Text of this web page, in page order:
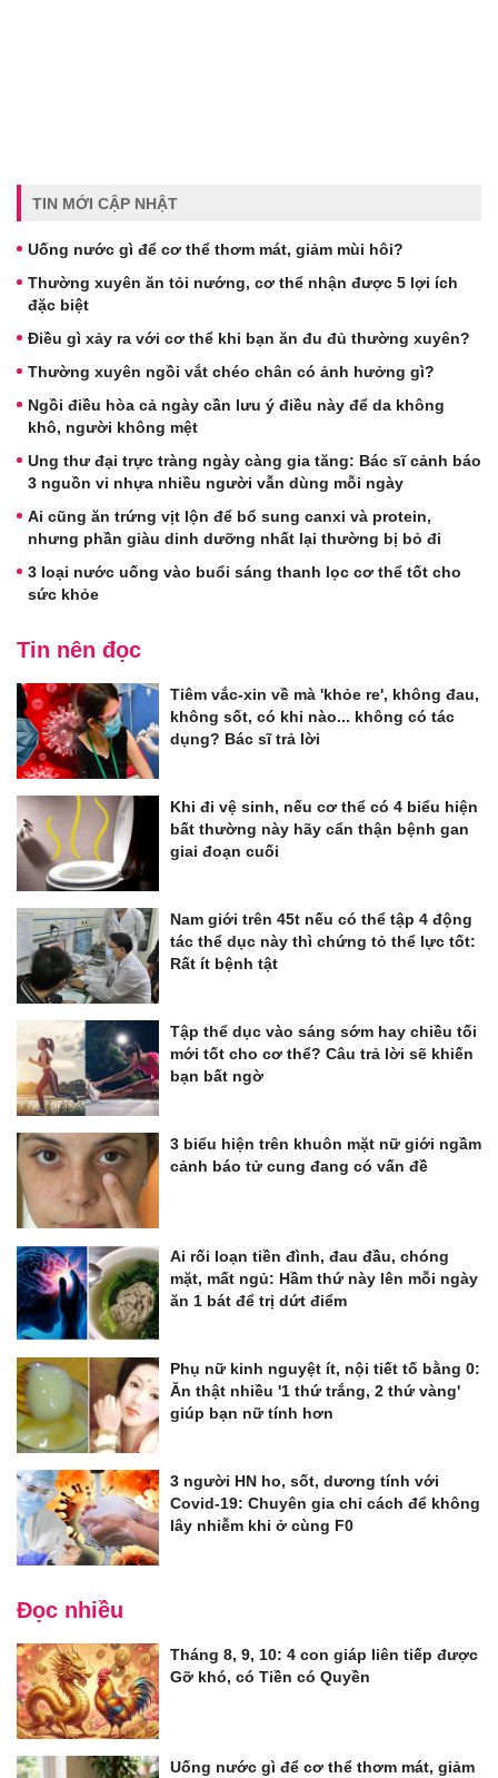
TIN MỚI CẬP NHẬT
Uống nước gì để cơ thể thơm mát, giảm mùi hôi?
Thường xuyên ăn tỏi nướng, cơ thể nhận được 5 lợi ích
đặc biệt
Điều gì xảy ra với cơ thể khi bạn ăn đu đủ thường xuyên?
Thường xuyên ngồi vắt chéo chân có ảnh hưởng gì?
Ngồi điều hòa cả ngày cần lưu ý điều này để da không
khô, người không mệt
Ung thư đại trực tràng ngày càng gia tăng: Bác sĩ cảnh báo
3 nguồn vi nhựa nhiều người vẫn dùng mỗi ngày
Ai cũng ăn trứng vịt lộn để bổ sung canxi và protein,
nhưng phần giàu dinh dưỡng nhất lại thường bị bỏ đi
3 loại nước uống vào buổi sáng thanh lọc cơ thể tốt cho
sức khỏe
Tin nên đọc
Tiêm vắc-xin về mà 'khỏe re', không đau,
không sốt, có khi nào... không có tác
dụng? Bác sĩ trả lời
Khi đi vệ sinh, nếu cơ thể có 4 biểu hiện
bất thường này hãy cẩn thận bệnh gan
giai đoạn cuối
Nam giới trên 45t nếu có thể tập 4 động
tác thể dục này thì chứng tỏ thể lực tốt:
Rất ít bệnh tật
Tập thể dục vào sáng sớm hay chiều tối
mới tốt cho cơ thể? Câu trả lời sẽ khiến
bạn bất ngờ
3 biểu hiện trên khuôn mặt nữ giới ngầm
cảnh báo tử cung đang có vấn đề
Ai rối loạn tiền đình, đau đầu, chóng
mặt, mất ngủ: Hầm thứ này lên mỗi ngày
ăn 1 bát để trị dứt điểm
Phụ nữ kinh nguyệt ít, nội tiết tố bằng 0:
Ăn thật nhiều '1 thứ trắng, 2 thứ vàng'
giúp bạn nữ tính hơn
3 người HN ho, sốt, dương tính với
Covid-19: Chuyên gia chỉ cách để không
lây nhiễm khi ở cùng F0
Đọc nhiều
Tháng 8, 9, 10: 4 con giáp liên tiếp được
Gỡ khó, có Tiền có Quyền
Uống nước gì để cơ thể thơm mát, giảm